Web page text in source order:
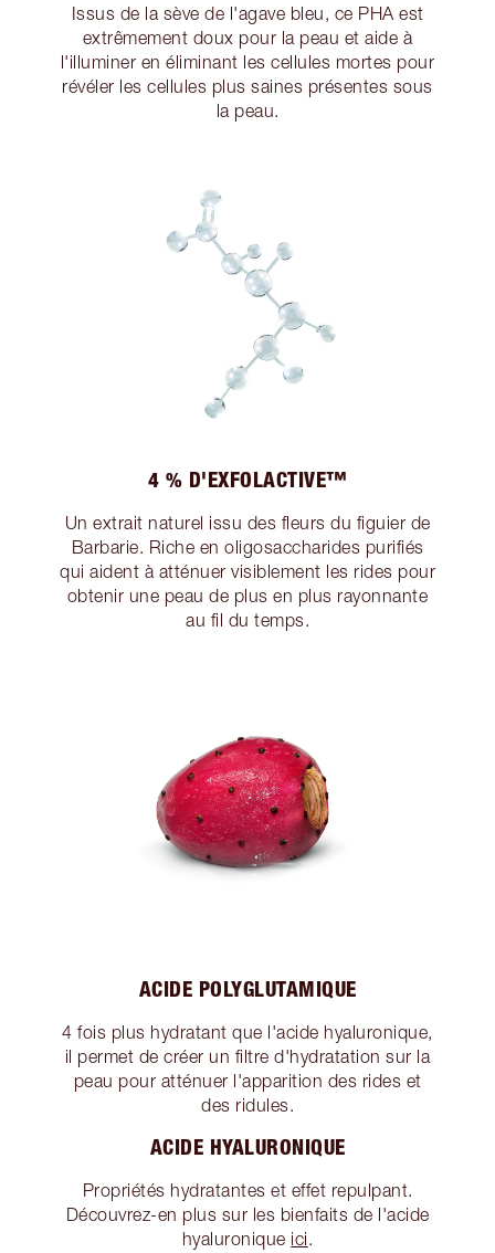
Issus de la sève de l'agave bleu, ce PHA est
extrêmement doux pour la peau et aide à
l'illuminer en éliminant les cellules mortes pour
révéler les cellules plus saines présentes sous
la peau.
4 % D'EXFOLACTIVE™
Un extrait naturel issu des fleurs du figuier de
Barbarie. Riche en oligosaccharides purifiés
qui aident à atténuer visiblement les rides pour
obtenir une peau de plus en plus rayonnante
au fil du temps.
ACIDE POLYGLUTAMIQUE
4 fois plus hydratant que l'acide hyaluronique,
il permet de créer un filtre d'hydratation sur la
peau pour atténuer l'apparition des rides et
des ridules.
ACIDE HYALURONIQUE
Propriétés hydratantes et effet repulpant.
Découvrez-en plus sur les bienfaits de l'acide
hyaluronique ici.